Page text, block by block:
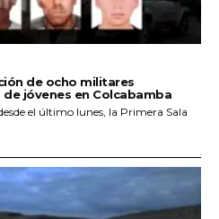
de ocho militares
jóvenes en Colcabamba
el último lunes, la Primera Sala